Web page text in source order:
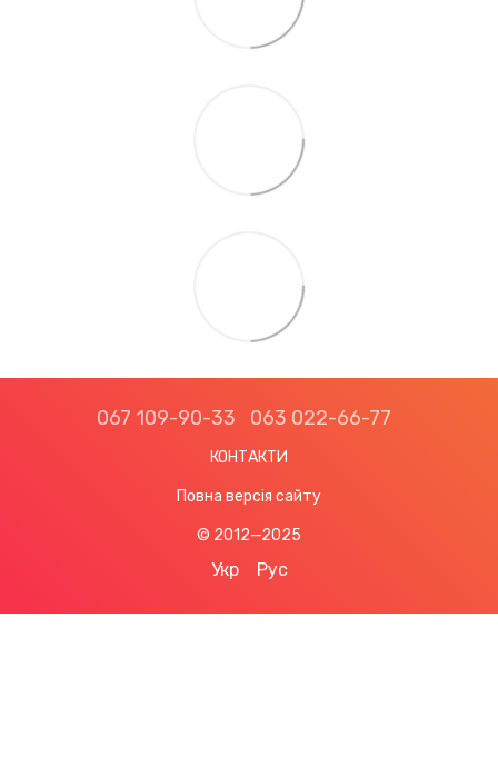
067 109-90-33 063 022-66-77
КОНТАКТИ
Повна версія сайту
© 2012—2025
Укр Рус